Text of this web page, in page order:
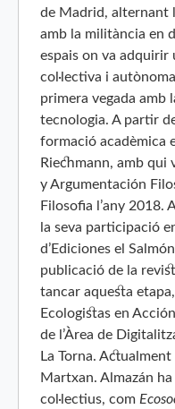
de Madrid, alternant
amb la militància en
espais on va
col·lectiva i
primera vegada amb
tecnologia. A partir
formació acadèmica
Riechmann, amb qui
y Argumentación
Filosofia l’any 2018.
la seva participació
d’Ediciones el
publicació de la
tancar aquesta
Ecologistas en
de l’Àrea de
La Torna.
Martxan. Almazán
col·lectius, com